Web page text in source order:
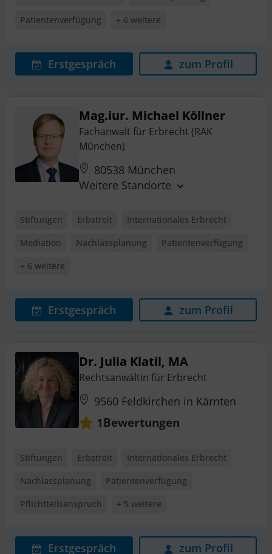
Patientenverfügung
+ 6 weitere
Erstgespräch zum Profil
Mag.iur. Michael Köllner
Fachanwalt für Erbrecht (RAK
München)
80538 München
Weitere Standorte
Stiftungen Erbstreit
Internationales Erbrecht
Mediation
Nachlassplanung
Patientenverfügung
+ 6 weitere
Erstgespräch zum Profil
Dr. Julia Klatil, MA
Rechtsanwältin für Erbrecht
9560 Feldkirchen in Kärnten
1Bewertungen
Stiftungen Erbstreit
Internationales Erbrecht
Nachlassplanung
Patientenverfügung
Pflichtteilsanspruch
+ 5 weitere
Erstgespräch zum Profil